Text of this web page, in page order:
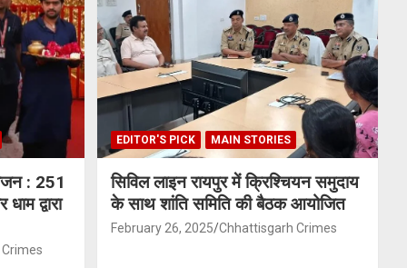
: 251
द्वारा
EDITOR'S PICK MAIN STORIES
सिविल लाइन रायपुर में क्रिश्चियन समुदाय
के साथ शांति समिति की बैठक आयोजित
February 26, 2025 Chhattisgarh Crimes